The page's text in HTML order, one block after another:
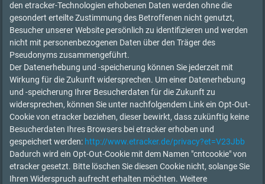
den etracker-Technologien erhobenen Daten werden ohne die
gesondert erteilte Zustimmung des Betroffenen nicht genutzt,
Besucher unserer Website persönlich zu identifizieren und werden
nicht mit personenbezogenen Daten über den Träger des
Pseudonyms zusammengeführt.
Der Datenerhebung und -speicherung können Sie jederzeit mit
Wirkung für die Zukunft widersprechen. Um einer Datenerhebung
und -speicherung Ihrer Besucherdaten für die Zukunft zu
widersprechen, können Sie unter nachfolgendem Link ein Opt-Out-
Cookie von etracker beziehen, dieser bewirkt, dass zukünftig keine
Besucherdaten Ihres Browsers bei etracker erhoben und
gespeichert werden: http://www.etracker.de/privacy?et=V23Jbb
Dadurch wird ein Opt-Out-Cookie mit dem Namen "cntcookie" von
etracker gesetzt. Bitte löschen Sie diesen Cookie nicht, solange Sie
Ihren Widerspruch aufrecht erhalten möchten. Weitere